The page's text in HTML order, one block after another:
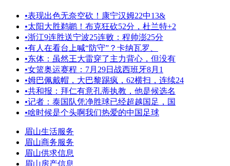
•表现出色无奈空砍！康宁汉姆22中13&
•太阳大胜鹈鹕！布克狂砍52分，杜兰特+2
•浙江9连胜送宁波25连败：程帅澎25分
•有人在看台上喊“防守”？卡纳瓦罗、
•东体：虽然王大雷穿了主力背心，但没有
•女篮奥运赛程：7月29日战西班牙8月1
•姆巴佩戴帽，大巴黎踢疯，62横扫，连续24
•共和报：拜仁有意孔蒂执教，他是候选名
•记者：泰国队凭净胜球已经超越国足，国
•啥时候是个头啊我们热爱的中国足球
眉山生活服务
眉山商务服务
眉山供求信息
眉山房产信息